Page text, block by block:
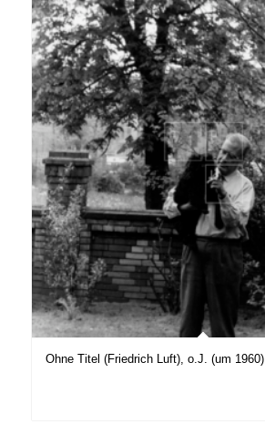
Ohne Titel (Friedrich Luft), o.J. (um 1960)